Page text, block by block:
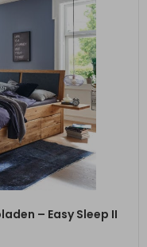
– Easy Sleep II